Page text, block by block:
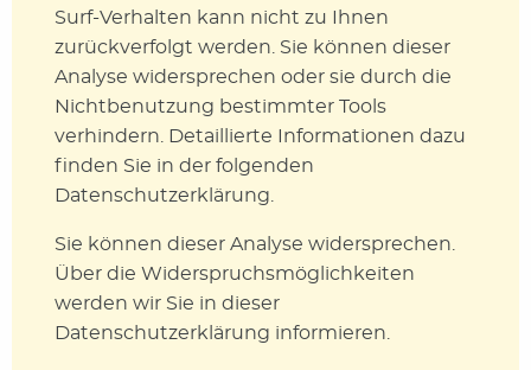
Surf-Verhalten kann nicht zu Ihnen
zurückverfolgt werden. Sie können dieser
Analyse widersprechen oder sie durch die
Nichtbenutzung bestimmter Tools
verhindern. Detaillierte Informationen dazu
finden Sie in der folgenden
Datenschutzerklärung.
Sie können dieser Analyse widersprechen.
Über die Widerspruchsmöglichkeiten
werden wir Sie in dieser
Datenschutzerklärung informieren.